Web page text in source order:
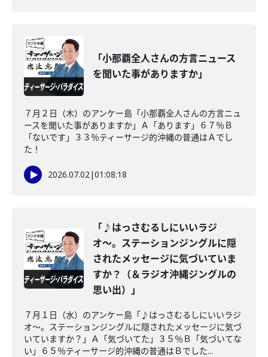
「小那覇全人さんの方言ニュース
を聞いた事がありますか」
７月２日（木）のアンケー島「小那覇全人さんの方言ニュ
ースを聞いた事がありますか」Ａ「あります」６７％Ｂ
「ないです」３３％ティーサージ的沖縄の普通はＡでし
た！
2026.07.02|01:08:18
「♪はっさむるしにいいラジ
オ〜。ステーションジングルに隠
されたメッセージに気づいていま
すか？（＆ラジオ沖縄ジングルの
思い出）」
７月１日（水）のアンケー島「♪はっさむるしにいいラジ
オ〜。ステーションジングルに隠されたメッセージに気づ
いていますか？」Ａ「気づいてた」３５％Ｂ「気づいてな
い」６５％ティーサージ的沖縄の普通はＢでした...